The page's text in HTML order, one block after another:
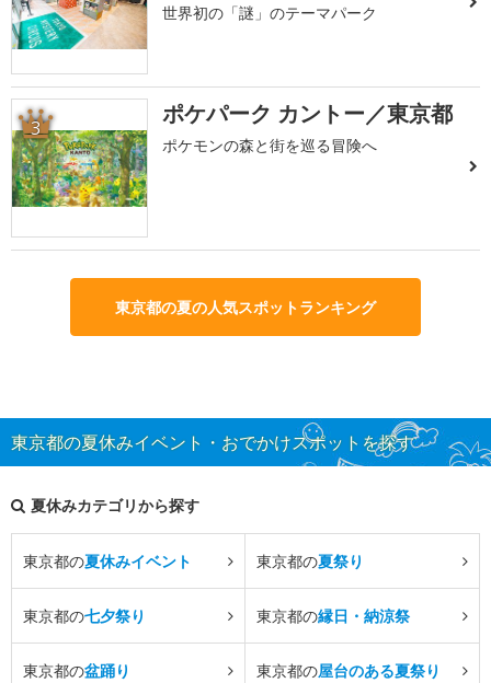
世界初の「謎」のテーマパーク
3 ポケパーク カントー／東京都
ポケモンの森と街を巡る冒険へ
東京都の夏の人気スポットランキング
東京都の夏休みイベント・おでかけスポットを探す
夏休みカテゴリから探す
東京都の夏休みイベント 東京都の夏祭り
東京都の七夕祭り 東京都の縁日・納涼祭
東京都の盆踊り 東京都の屋台のある夏祭り